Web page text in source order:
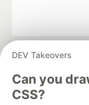
Github Access
动打开失败再次
DEV Takeovers
Can you
CSS?
DEV Community
Home
DEV Education